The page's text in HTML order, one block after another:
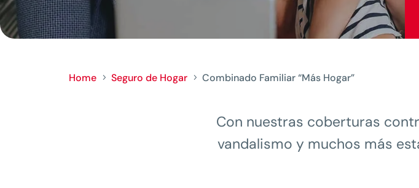
Home 5 Seguro de Hogar 5 Combinado Familiar “Más Hogar”
Con nuestras coberturas
vandalismo y muchos más